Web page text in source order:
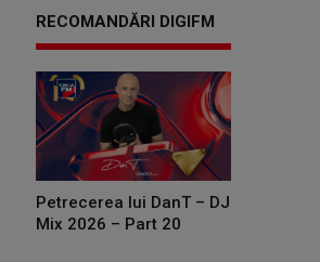
RECOMANDĂRI DIGIFM
Petrecerea lui DanT – DJ
Mix 2026 – Part 20